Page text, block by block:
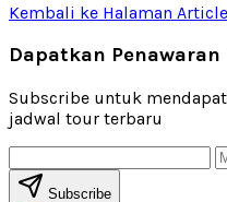
Kembali ke Halaman
Dapatkan Penawaran
Subscribe untuk
jadwal tour terbaru
Subscribe